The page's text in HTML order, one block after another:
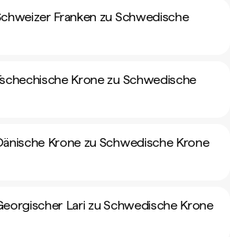
Franken zu Schwedische
Krone zu Schwedische
Krone zu Schwedische Krone
Lari zu Schwedische Krone